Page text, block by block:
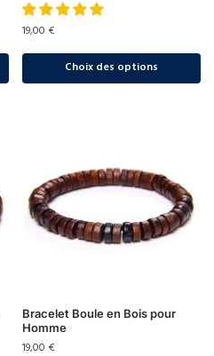
19,00 €
Choix des options
Bracelet Boule en Bois pour
Homme
19,00 €